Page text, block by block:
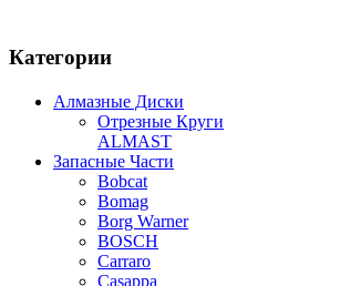
Категории
Алмазные Диски
Отрезные Круги
ALMAST
Запасные Части
Bobcat
Bomag
Borg Warner
BOSCH
Carraro
Casappa